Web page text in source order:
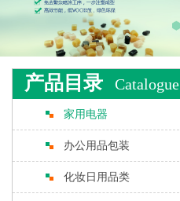
产品目录 Catalogue
家用电器
办公用品包装
化妆日用品类